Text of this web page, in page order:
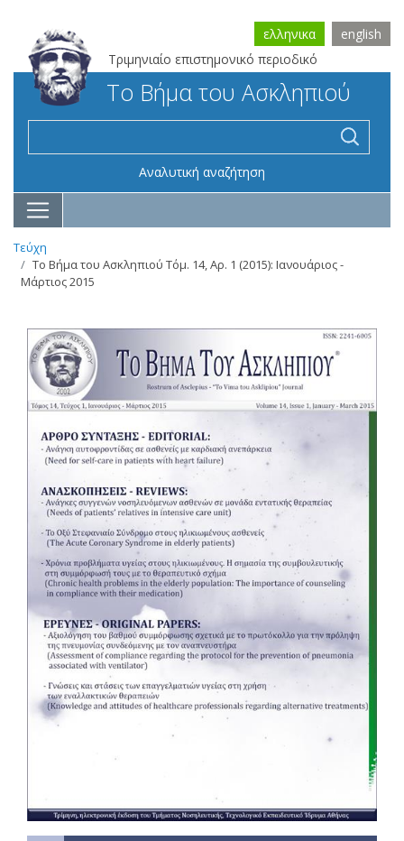
Τριμηνιαίο επιστημονικό περιοδικό
ελληνικα english
Το Βήμα του Ασκληπιού
Αναλυτική αναζήτηση
Τεύχη
Το Βήμα του Ασκληπιού Τόμ. 14, Αρ. 1 (2015): Ιανουάριος -
Μάρτιος 2015